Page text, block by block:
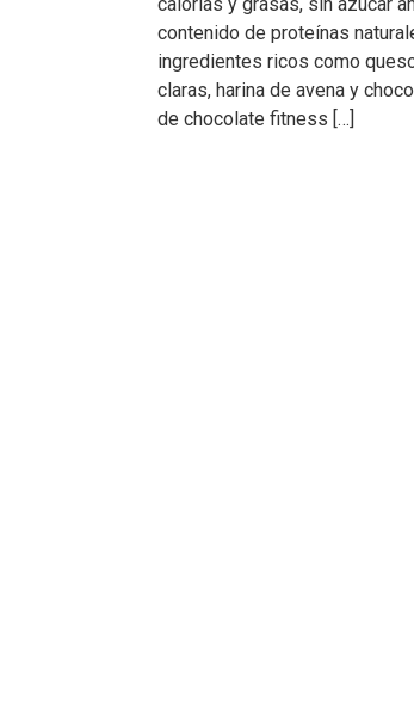
contenido de proteínas
ingredientes ricos como
claras, harina de avena y
de chocolate fitness […]